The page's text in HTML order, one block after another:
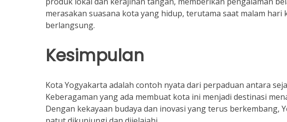
merasakan suasana kota yang hidup, terutama saat malam
berlangsung.
Kesimpulan
Kota Yogyakarta adalah contoh nyata dari perpaduan antara
Keberagaman yang ada membuat kota ini menjadi destinasi
Dengan kekayaan budaya dan inovasi yang terus berkembang,